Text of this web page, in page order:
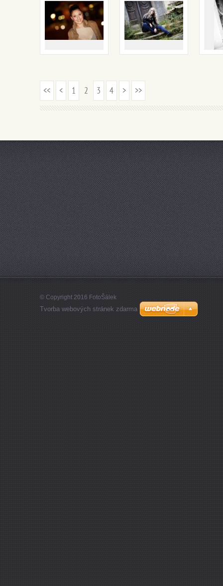
<< < 1 2 3 4 > >>
© Copyright 2016 FotoŠálek
Tvorba webových stránek zdarma